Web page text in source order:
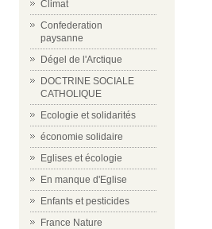
Climat
Confederation
paysanne
Dégel de l'Arctique
DOCTRINE SOCIALE
CATHOLIQUE
Ecologie et solidarités
économie solidaire
Eglises et écologie
En manque d'Eglise
Enfants et pesticides
France Nature